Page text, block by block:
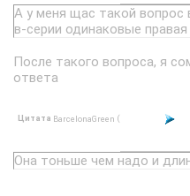
А у меня щас такой вопрос
в-серии одинаковые правая
После такого вопроса, я
ответа
Цитата BarcelonaGreen (
Она тоньше чем надо и